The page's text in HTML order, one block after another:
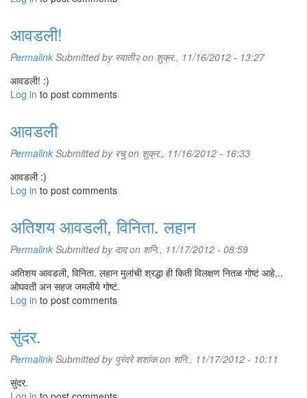
आवडली!
Permalink Submitted by स्वाती२on शुक्र., 11/16/2012 - 13:27
आवडली! :)
Log in to post comments
आवडली
Permalink Submitted by रचुon शुक्र., 11/16/2012 - 16:33
आवडली :)
Log in to post comments
अतिशय आवडली, विनिता. लहान
Permalink Submitted by दादon शनि., 11/17/2012 - 08:59
अतिशय आवडली, विनिता. लहान मुलांची श्रद्धा ही किती विलक्षण नितळ गोष्टं आहे...
ओघवती अन सहज जमलीये गोष्टं.
Log in to post comments
सुंदर.
Permalink Submitted by पुरंदरे शशांकon शनि., 11/17/2012 - 10:11
सुंदर.